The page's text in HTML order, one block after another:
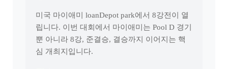
미국 마이애미 loanDepot park에서 8강전이 열
립니다. 이번 대회에서 마이애미는 Pool D 경기
뿐 아니라 8강, 준결승, 결승까지 이어지는 핵
심 개최지입니다.